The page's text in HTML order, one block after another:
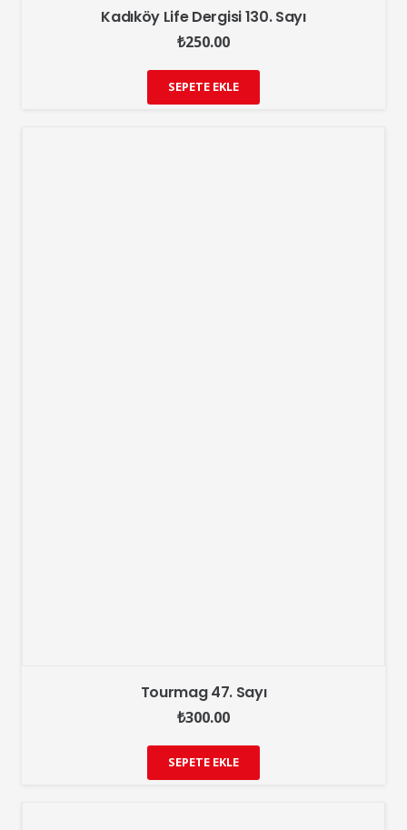
Kadıköy Life Dergisi 130. Sayı
₺250.00
SEPETE EKLE
Tourmag 47. Sayı
₺300.00
SEPETE EKLE